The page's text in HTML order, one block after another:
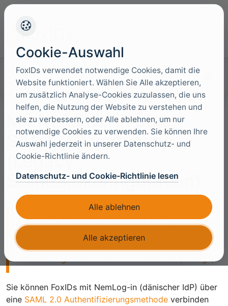
Dokumentation durchsuchen
Mit NemLog-in über
SAML 2.0 verbinden
(Legacy
Standardkonfiguration)
Dies ist der Legacy Leitfaden zur Konfiguration von
NemLog-in mit den Standard SAML 2.0
Einstellungen. Für die NemLog-in Vorlage UI siehe
Mit NemLog-in über SAML 2.0 verbinden (Vorlage).
Sie können FoxIDs mit NemLog-in (dänischer IdP) über
eine SAML 2.0 Authentifizierungsmethode verbinden
Cookie-Auswahl
FoxIDs verwendet notwendige Cookies, damit die
Website funktioniert. Wählen Sie Alle akzeptieren,
um zusätzlich Analyse-Cookies zuzulassen, die uns
helfen, die Nutzung der Website zu verstehen und
sie zu verbessern, oder Alle ablehnen, um nur
notwendige Cookies zu verwenden. Sie können Ihre
Auswahl jederzeit in unserer Datenschutz- und
Cookie-Richtlinie ändern.
Datenschutz- und Cookie-Richtlinie lesen
Alle ablehnen
Alle akzeptieren